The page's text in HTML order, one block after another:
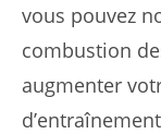
vous pouvez
combustion
augmenter